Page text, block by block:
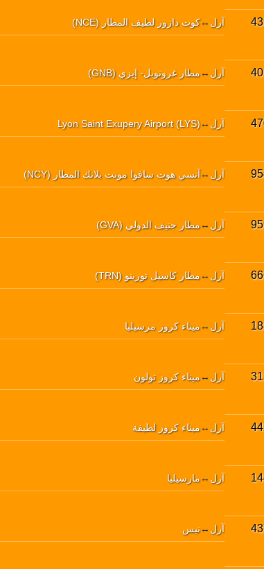
آرل ↔كوت دازور لطيف المطار (NCE)
آرل ↔مطار غرونوبل- إيزي (GNB)
آرل ↔
Lyon Saint Exupery Airport (LYS)
آرل ↔ آنسي هوت سافوا مونت بلانك المطار (NCY)
آرل ↔مطار جنيف الدولي (GVA)
آرل ↔مطار كاسيل تورينو (TRN)
آرل ↔ميناء كروز مرسيليا
آرل ↔ميناء كروز تولون
آرل ↔ميناء كروز لطيفة
آرل ↔مارسيليا
آرل ↔نيس